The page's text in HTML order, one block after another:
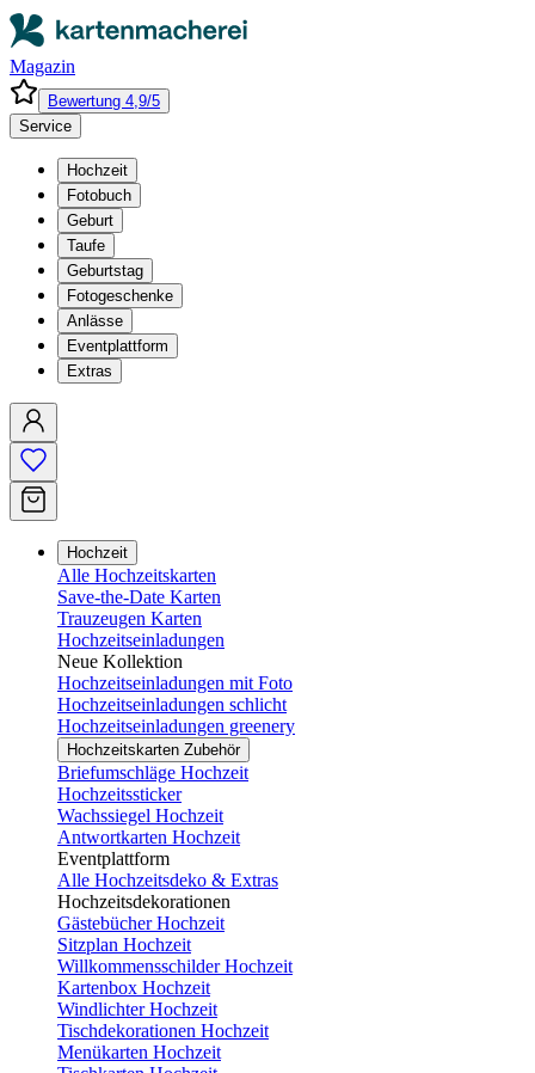
Magazin
Bewertung 4,9/5
Service
Hochzeit
Fotobuch
Geburt
Taufe
Geburtstag
Fotogeschenke
Anlässe
Eventplattform
Extras
Hochzeit
Alle Hochzeitskarten
Save-the-Date Karten
Trauzeugen Karten
Hochzeitseinladungen
Neue Kollektion
Hochzeitseinladungen mit Foto
Hochzeitseinladungen schlicht
Hochzeitseinladungen greenery
Hochzeitskarten Zubehör
Briefumschläge Hochzeit
Hochzeitssticker
Wachssiegel Hochzeit
Antwortkarten Hochzeit
Eventplattform
Alle Hochzeitsdeko & Extras
Hochzeitsdekorationen
Gästebücher Hochzeit
Sitzplan Hochzeit
Willkommensschilder Hochzeit
Kartenbox Hochzeit
Windlichter Hochzeit
Tischdekorationen Hochzeit
Menükarten Hochzeit